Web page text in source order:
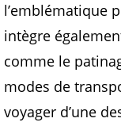
l’emblématique
intègre
comme le
modes de
voyager d’une